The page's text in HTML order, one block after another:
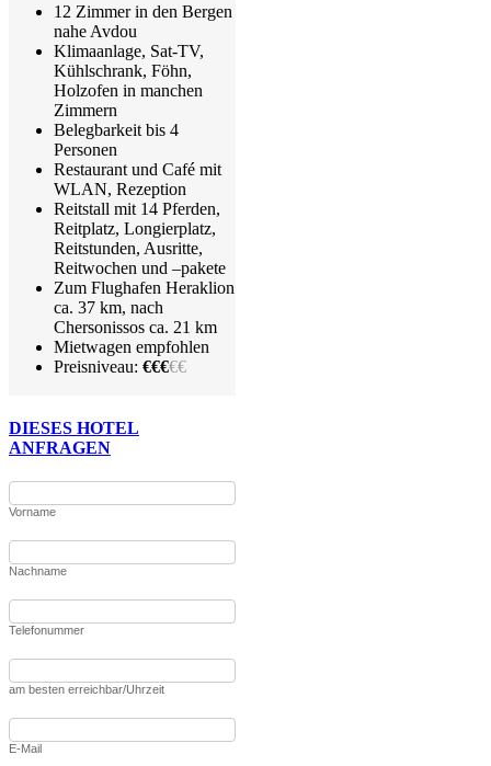
12 Zimmer in den Bergen
nahe Avdou
Klimaanlage, Sat-TV,
Kühlschrank, Föhn,
Holzofen in manchen
Zimmern
Belegbarkeit bis 4
Personen
Restaurant und Café mit
WLAN, Rezeption
Reitstall mit 14 Pferden,
Reitplatz, Longierplatz,
Reitstunden, Ausritte,
Reitwochen und –pakete
Zum Flughafen Heraklion
ca. 37 km, nach
Chersonissos ca. 21 km
Mietwagen empfohlen
Preisniveau: €€€€€
DIESES HOTEL
ANFRAGEN
Vorname
Nachname
Telefonummer
am besten erreichbar/Uhrzeit
E-Mail